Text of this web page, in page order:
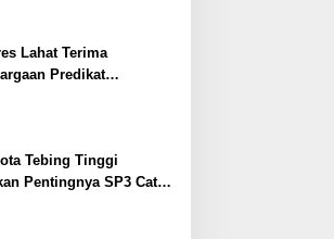
Lahat Terima
Predikat
Tebing Tinggi
Pentingnya SP3 Catin